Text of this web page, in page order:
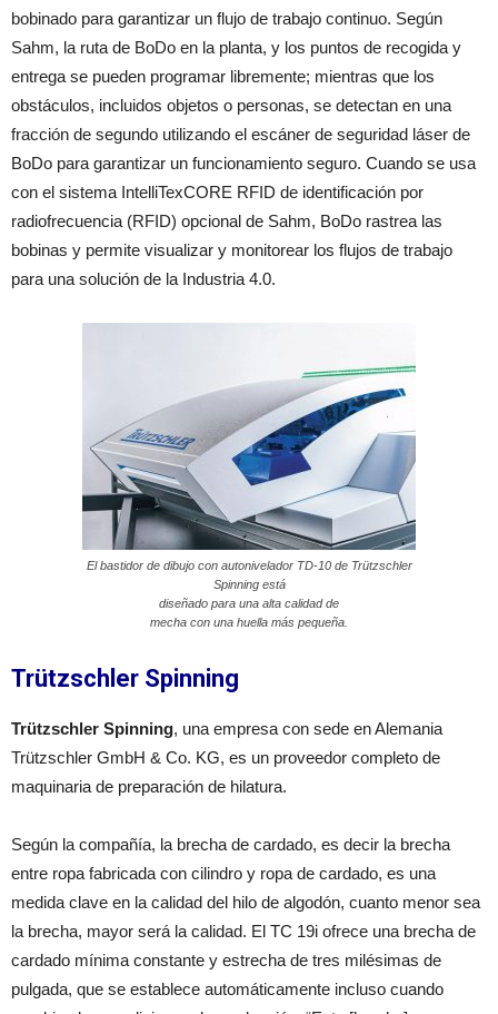
bobinado para garantizar un flujo de trabajo continuo. Según
Sahm, la ruta de BoDo en la planta, y los puntos de recogida y
entrega se pueden programar libremente; mientras que los
obstáculos, incluidos objetos o personas, se detectan en una
fracción de segundo utilizando el escáner de seguridad láser de
BoDo para garantizar un funcionamiento seguro. Cuando se usa
con el sistema IntelliTexCORE RFID de identificación por
radiofrecuencia (RFID) opcional de Sahm, BoDo rastrea las
bobinas y permite visualizar y monitorear los flujos de trabajo
para una solución de la Industria 4.0.
El bastidor de dibujo con autonivelador TD-10 de Trützschler
Spinning está
diseñado para una alta calidad de
mecha con una huella más pequeña.
Trützschler Spinning
Trützschler Spinning, una empresa con sede en Alemania
Trützschler GmbH & Co. KG, es un proveedor completo de
maquinaria de preparación de hilatura.
Según la compañía, la brecha de cardado, es decir la brecha
entre ropa fabricada con cilindro y ropa de cardado, es una
medida clave en la calidad del hilo de algodón, cuanto menor sea
la brecha, mayor será la calidad. El TC 19i ofrece una brecha de
cardado mínima constante y estrecha de tres milésimas de
pulgada, que se establece automáticamente incluso cuando